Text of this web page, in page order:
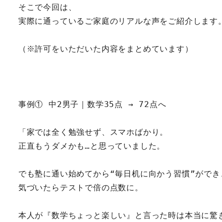
そこで今回は、
実際に通っているご家庭のリアルな声をご紹介します。
（※許可をいただいた内容をまとめています）
事例① 中2男子｜数学35点 → 72点へ
「家では全く勉強せず、スマホばかり。
正直もうダメかも…と思っていました。
でも塾に通い始めてから“毎日机に向かう習慣”ができ
気づいたらテストで倍の点数に。
本人が『数学ちょっと楽しい』と言った時は本当に驚